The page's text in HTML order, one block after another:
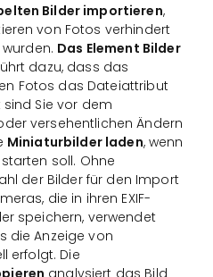
Bilder importieren,
von Fotos verhindert
Das Element Bilder
dazu, dass das
Fotos das Dateiattribut
sind Sie vor dem
versehentlichen Ändern
Miniaturbilder laden, wenn
soll. Ohne
der Bilder für den Import
die in ihren EXIF-
speichern, verwendet
die Anzeige von
erfolgt. Die
analysiert das Bild